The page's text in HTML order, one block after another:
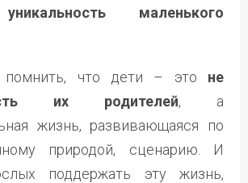
маленького
помнить, что дети – это не
их родителей, а
жизнь, развивающаяся по
природой, сценарию. И
поддержать эту жизнь,